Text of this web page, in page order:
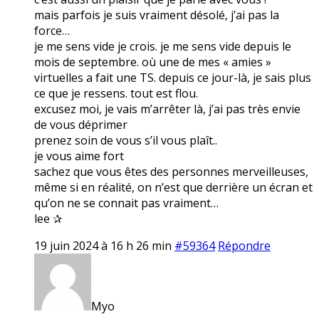
mais parfois je suis vraiment désolé, j’ai pas la
force…
je me sens vide je crois. je me sens vide depuis le
mois de septembre. où une de mes « amies »
virtuelles a fait une TS. depuis ce jour-là, je sais plus
ce que je ressens. tout est flou.
excusez moi, je vais m’arrêter là, j’ai pas très envie
de vous déprimer
prenez soin de vous s’il vous plaît..
je vous aime fort
sachez que vous êtes des personnes merveilleuses,
même si en réalité, on n’est que derrière un écran et
qu’on ne se connait pas vraiment…
lee ✰
19 juin 2024 à 16 h 26 min #59364 Répondre
Myo